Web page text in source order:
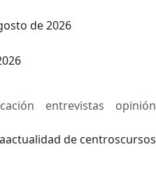
de 2026
entrevistas opinión
actualidad de centroscursos